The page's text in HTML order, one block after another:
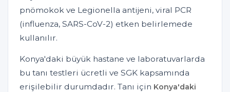
pnömokok ve Legionella antijeni, viral PCR
(influenza, SARS-CoV-2) etken belirlemede
kullanılır.
Konya'daki büyük hastane ve laboratuvarlarda
bu tanı testleri ücretli ve SGK kapsamında
erişilebilir durumdadır. Tanı için Konya'daki